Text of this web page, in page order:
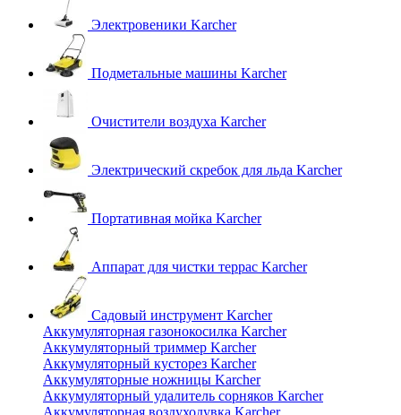
Электровеники Karcher
Подметальные машины Karcher
Очистители воздуха Karcher
Электрический скребок для льда Karcher
Портативная мойка Karcher
Аппарат для чистки террас Karcher
Садовый инструмент Karcher
Аккумуляторная газонокосилка Karcher
Аккумуляторный триммер Karcher
Аккумуляторный кусторез Karcher
Аккумуляторные ножницы Karcher
Аккумуляторный удалитель сорняков Karcher
Аккумуляторная воздуходувка Karcher